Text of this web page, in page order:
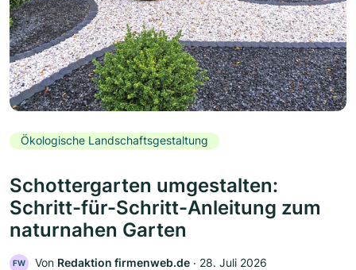
Ökologische Landschaftsgestaltung
Schottergarten umgestalten:
Schritt-für-Schritt-Anleitung zum
naturnahen Garten
FW Von Redaktion firmenweb.de ‧ 28. Juli 2026